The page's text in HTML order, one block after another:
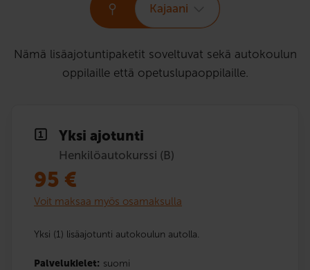
Kajaani
Nämä lisäajotuntipaketit soveltuvat sekä autokoulun
oppilaille että opetuslupaoppilaille.
Yksi ajotunti
Henkilöautokurssi (B)
95 €
Voit maksaa myös osamaksulla
Yksi (1) lisäajotunti autokoulun autolla.
Palvelukielet: suomi